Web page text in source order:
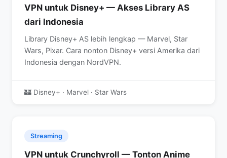
VPN untuk Disney+ — Akses Library AS
dari Indonesia
Library Disney+ AS lebih lengkap — Marvel, Star
Wars, Pixar. Cara nonton Disney+ versi Amerika dari
Indonesia dengan NordVPN.
🏰 Disney+ · Marvel · Star Wars
Streaming
VPN untuk Crunchyroll — Tonton Anime